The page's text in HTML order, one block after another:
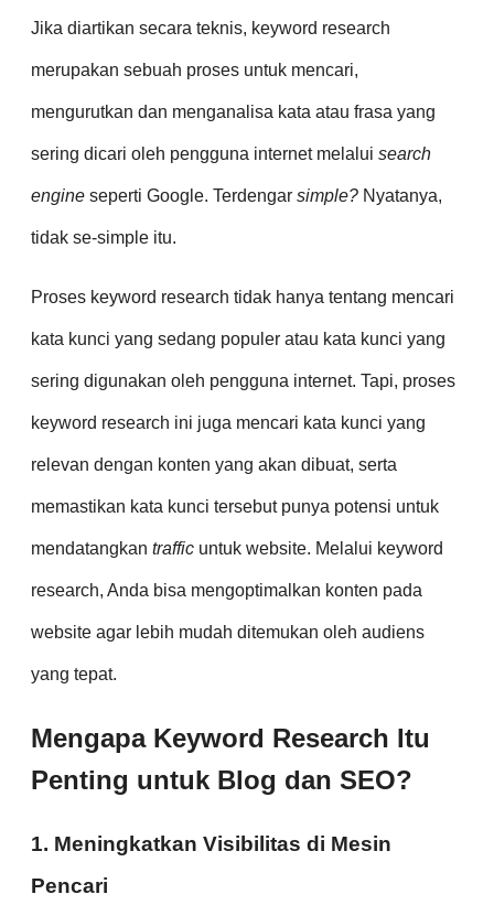
Jika diartikan secara teknis, keyword research
merupakan sebuah proses untuk mencari,
mengurutkan dan menganalisa kata atau frasa yang
sering dicari oleh pengguna internet melalui search
engine seperti Google. Terdengar simple? Nyatanya,
tidak se-simple itu.
Proses keyword research tidak hanya tentang mencari
kata kunci yang sedang populer atau kata kunci yang
sering digunakan oleh pengguna internet. Tapi, proses
keyword research ini juga mencari kata kunci yang
relevan dengan konten yang akan dibuat, serta
memastikan kata kunci tersebut punya potensi untuk
mendatangkan traffic untuk website. Melalui keyword
research, Anda bisa mengoptimalkan konten pada
website agar lebih mudah ditemukan oleh audiens
yang tepat.
Mengapa Keyword Research Itu
Penting untuk Blog dan SEO?
1. Meningkatkan Visibilitas di Mesin
Pencari